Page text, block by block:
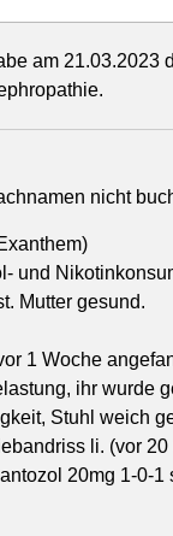
am 21.03.2023
nicht
und
Mutter gesund.
1 Woche
ihr wurde
Stuhl weich
li. (vor
20mg 1-0-